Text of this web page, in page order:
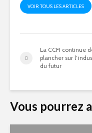
VOIR TOUS LES ARTICLES
La CCFI continue
plancher sur
du futur
Vous pourrez